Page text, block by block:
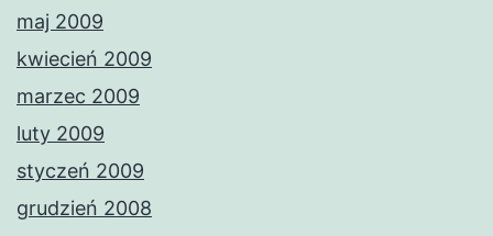
maj 2009
kwiecień 2009
marzec 2009
luty 2009
styczeń 2009
grudzień 2008